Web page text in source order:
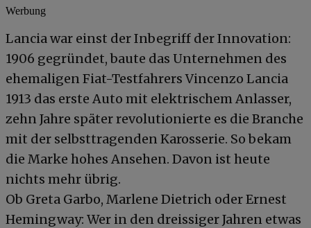
Werbung
Lancia war einst der Inbegriff der Innovation:
1906 gegründet, baute das Unternehmen des
ehemaligen Fiat-Testfahrers Vincenzo Lancia
1913 das erste Auto mit elektrischem Anlasser,
zehn Jahre später revolutionierte es die Branche
mit der selbsttragenden Karosserie. So bekam
die Marke hohes Ansehen. Davon ist heute
nichts mehr übrig.
Ob Greta Garbo, Marlene Dietrich oder Ernest
Hemingway: Wer in den dreissiger Jahren etwas